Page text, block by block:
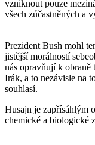
vzniknout pouze
všech zúčastněných a
Prezident Bush mohl
jistější morálností
nás opravňují k obraně
Irák, a to nezávisle na
souhlasí.
Husajn je zapřísáhlým
chemické a biologické